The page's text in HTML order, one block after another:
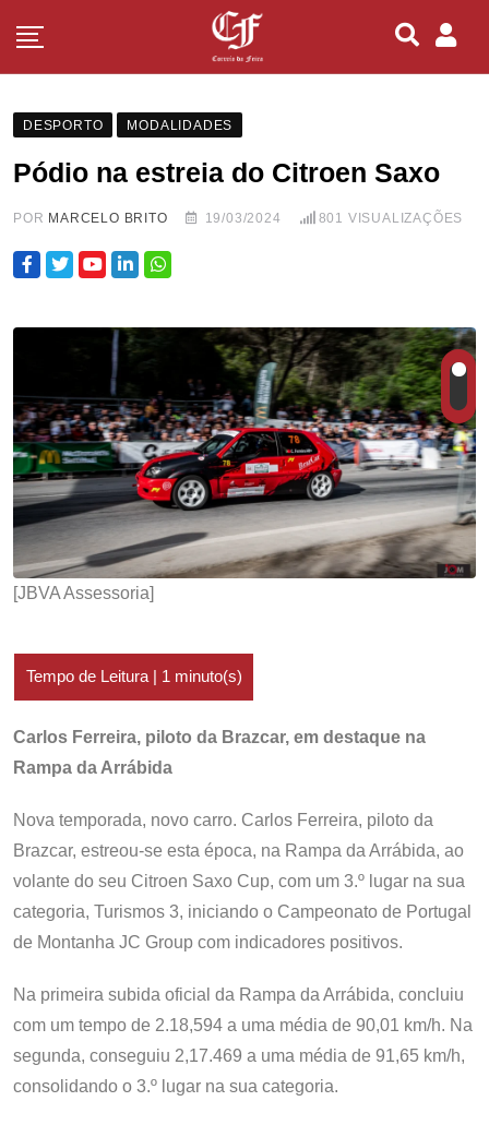
DESPORTO MODALIDADES
Pódio na estreia do Citroen Saxo
POR MARCELO BRITO 19/03/2024 801 VISUALIZAÇÕES
[JBVA Assessoria]
Carlos Ferreira, piloto da Brazcar, em destaque na
Rampa da Arrábida
Nova temporada, novo carro. Carlos Ferreira, piloto da
Brazcar, estreou-se esta época, na Rampa da Arrábida, ao
volante do seu Citroen Saxo Cup, com um 3.º lugar na sua
categoria, Turismos 3, iniciando o Campeonato de Portugal
de Montanha JC Group com indicadores positivos.
Na primeira subida oficial da Rampa da Arrábida, concluiu
com um tempo de 2.18,594 a uma média de 90,01 km/h. Na
segunda, conseguiu 2,17.469 a uma média de 91,65 km/h,
consolidando o 3.º lugar na sua categoria.